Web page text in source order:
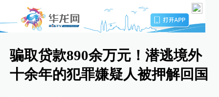
骗取贷款890余万元！潜逃境外
十余年的犯罪嫌疑人被押解回国